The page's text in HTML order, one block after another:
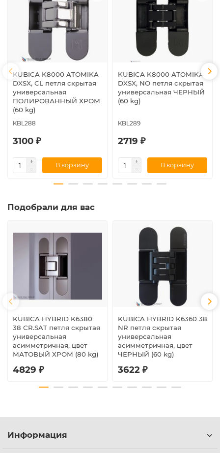
KUBICA K8000 ATOMIKA
DXSX, CL петля скрытая
универсальная
ПОЛИРОВАННЫЙ ХРОМ
(60 kg)
KBL288
3100 ₽
В корзину
KUBICA K8000 ATOMIKA
DXSX, NO петля скрытая
универсальная ЧЕРНЫЙ
(60 kg)
KBL289
2719 ₽
В корзину
Подобрали для вас
KUBICA HYBRID K6380
38 CR.SAT петля скрытая
универсальная
асимметричная, цвет
МАТОВЫЙ ХРОМ (80 kg)
4829 ₽
KUBICA HYBRID K6360 38
NR петля скрытая
универсальная
асимметричная, цвет
ЧЕРНЫЙ (60 kg)
3622 ₽
Информация